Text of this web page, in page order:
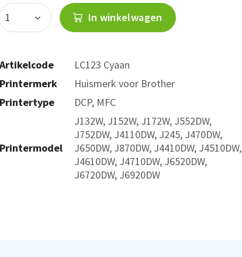
In winkelwagen
Artikelcode
LC123 Cyaan
Printermerk
Huismerk voor Brother
Printertype
DCP, MFC
Printermodel
J132W, J152W, J172W, J552DW,
J752DW, J4110DW, J245, J470DW,
J650DW, J870DW, J4410DW, J4510DW,
J4610DW, J4710DW, J6520DW,
J6720DW, J6920DW